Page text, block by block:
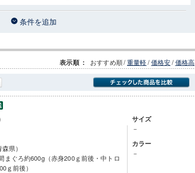
条件を追加
表示順 ： おすすめ順/重量軽/価格安/価格高
県）
まぐろ約600g（赤身200ｇ前後・中トロ
ｇ前後）
サイズ
－
カラー
－